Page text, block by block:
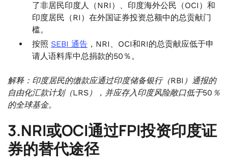
了非居民印度人（NRI）、印度海外公民（OCI）和
印度居民（RI）在外国证券投资总额中的总贡献门
槛。
按照 SEBI 通告 ，NRI、OCI和RI的总贡献应低于申
请人语料库中总捐款的50％。
解释：印度居民的缴款应通过印度储备银行（RBI）通报的
自由化汇款计划（LRS），并应存入印度风险敞口低于50％
的全球基金。
3.NRI或OCI通过FPI投资印度证
券的替代途径